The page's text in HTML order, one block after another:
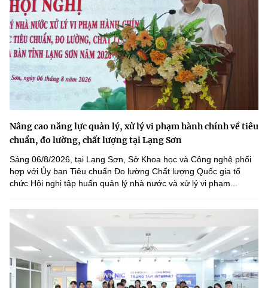
Nâng cao năng lực quản lý, xử lý vi phạm hành chính về tiêu
chuẩn, đo lường, chất lượng tại Lạng Sơn
Sáng 06/8/2026, tại Lạng Sơn, Sở Khoa học và Công nghệ phối
hợp với Ủy ban Tiêu chuẩn Đo lường Chất lượng Quốc gia tổ
chức Hội nghị tập huấn quản lý nhà nước và xử lý vi phạm...